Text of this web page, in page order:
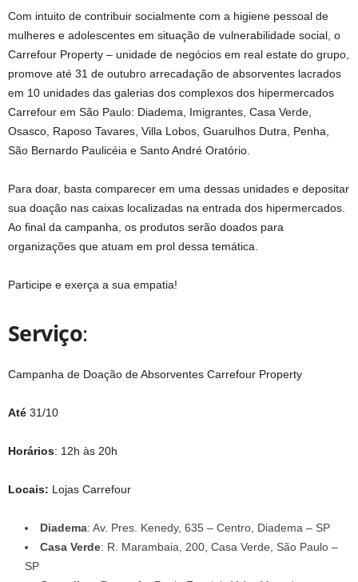
Com intuito de contribuir socialmente com a higiene pessoal de
mulheres e adolescentes em situação de vulnerabilidade social, o
Carrefour Property – unidade de negócios em real estate do grupo,
promove até 31 de outubro arrecadação de absorventes lacrados
em 10 unidades das galerias dos complexos dos hipermercados
Carrefour em São Paulo: Diadema, Imigrantes, Casa Verde,
Osasco, Raposo Tavares, Villa Lobos, Guarulhos Dutra, Penha,
São Bernardo Paulicéia e Santo André Oratório.
Para doar, basta comparecer em uma dessas unidades e depositar
sua doação nas caixas localizadas na entrada dos hipermercados.
Ao final da campanha, os produtos serão doados para
organizações que atuam em prol dessa temática.
Participe e exerça a sua empatia!
Serviço:
Campanha de Doação de Absorventes Carrefour Property
Até 31/10
Horários: 12h às 20h
Locais: Lojas Carrefour
Diadema: Av. Pres. Kenedy, 635 – Centro, Diadema – SP
Casa Verde: R. Marambaia, 200, Casa Verde, São Paulo –
SP